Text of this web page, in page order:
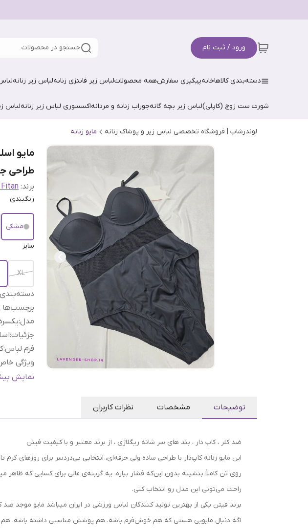
ورود / ثبت نام جستجو در محصولات
دسته‌بندی کالاهاخانهپیگیری سفارشهمه محصولاتلباس زیر فانتزی زنانهلباس زیر زنانه
شورت ست زوج (کاپلی)لباس زیر بچه گانهجوراب زنانه و مردانهاکسسوری لباس زیر زنانهلباس
لوندرشاپ | فروشگاه تخصصی لباس زیر و پوشاک زنانه مایو زنانه
مایو
طراحی
برند: Fitan فیتن
رنگبندی
مشکی
سایز
XL
دسته‌بندی
برچسب‌ها
مدل:
جزئیات:
فرم لباس:
ویژگی
مناسب
نمایش
توضیحات مشخصات نظرات کاربران
ضد کلر ، کاپ دار ، بند های سر شانه ریگلاژی ، از برند معتبر و با کیفیت فیتن
این مایو زنانه کاپ‌دار با طراحی ساده ولی حرفه‌ای، انتخابی بی‌دردسر برای
روی تن کاملاً بنشینه بدون این‌که فشار بیاره. یه گزینه‌ی عالی برای کسایی که ظاهر
راحت می‌تونی این مدل رو انتخاب کنی.
برند فیتن یکی از بهترین تولید کنندگان لباس ورزشی در ایران میباشد مایو موجد ضد
اگه دنبال مایویی هستی که هم خوش‌فرم باشه، هم پوشش مناسبی داشته باشه،